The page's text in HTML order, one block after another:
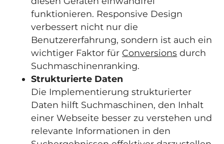
funktionieren. Responsive Design
verbessert nicht nur die
Benutzererfahrung, sondern ist auch ein
wichtiger Faktor für Conversions durch
Suchmaschinenranking.
Strukturierte Daten
Die Implementierung strukturierter
Daten hilft Suchmaschinen, den Inhalt
einer Webseite besser zu verstehen und
relevante Informationen in den